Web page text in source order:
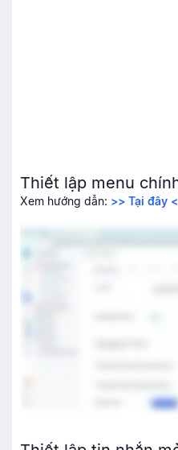
Thiết lập menu
Xem hướng dẫn: >> Tại đây